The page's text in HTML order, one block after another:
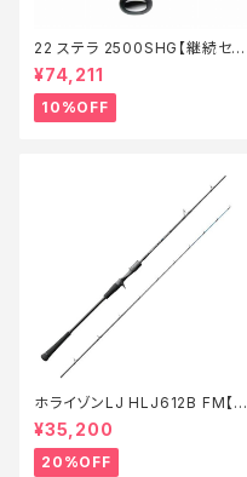
22 ステラ 2500SHG【継続セー
ル_リール】【10】
¥74,211
10%OFF
ホライゾンLJ HLJ612B FM【特
価ロッド】【20】
¥35,200
20%OFF